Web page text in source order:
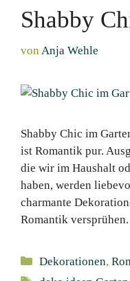
Shabby
von Anja Wehle
Shabby Chic im
ist Romantik pur.
die wir im Haushalt
haben, werden
charmante
Romantik versprühen.
Kategorien
Dekorationen,